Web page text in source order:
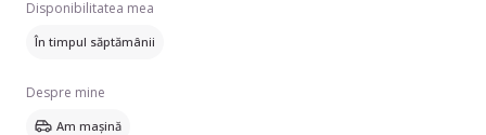
contactați!
Disponibilitatea mea
În timpul săptămânii
Despre mine
Am mașină